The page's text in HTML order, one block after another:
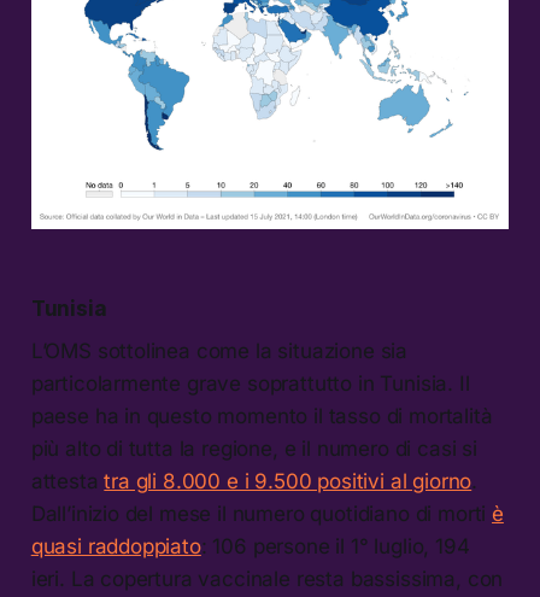
Tunisia
L’OMS sottolinea come la situazione sia
particolarmente grave soprattutto in Tunisia. Il
paese ha in questo momento il tasso di mortalità
più alto di tutta la regione, e il numero di casi si
attestatra gli 8.000 e i 9.500 positivi al giorno.
Dall’inizio del mese il numero quotidiano di morti è
quasi raddoppiato: 106 persone il 1° luglio, 194
ieri. La copertura vaccinale resta bassissima, con